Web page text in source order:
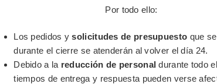
ENVIAR SOLICITUD DE
This popup will close in:
Por todo ello:
Los pedidos ysolicitudes de presupuesto que
durante el cierre se atenderán al volver el día 24.
Debido a la reducción de personal durante todo
tiempos de entrega y respuesta pueden verse